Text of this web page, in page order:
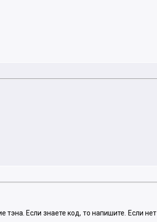
тэна. Если знаете код, то напишите. Если